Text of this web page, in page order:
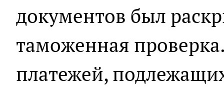
документов был
таможенная
платежей,